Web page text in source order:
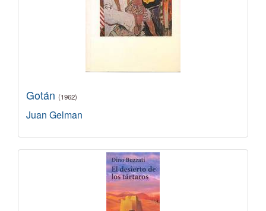
Gotán (1962)
Juan Gelman